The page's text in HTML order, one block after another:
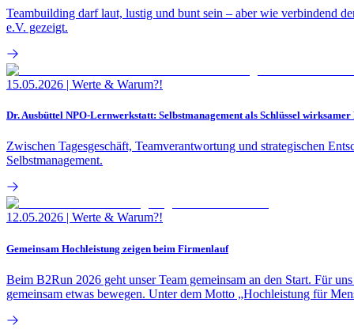
Teambuilding darf laut, lustig und bunt sein – aber wie verbindend
e.V. gezeigt.
15.05.2026 | Werte & Warum?!
Dr. Ausbüttel NPO-Lernwerkstatt: Selbstmanagement als Schlüssel
Zwischen Tagesgeschäft, Teamverantwortung und strategischen
Selbstmanagement.
12.05.2026 | Werte & Warum?!
Gemeinsam Hochleistung zeigen beim Firmenlauf
Beim B2Run 2026 geht unser Team gemeinsam an den Start. Für
gemeinsam etwas bewegen. Unter dem Motto „Hochleistung für